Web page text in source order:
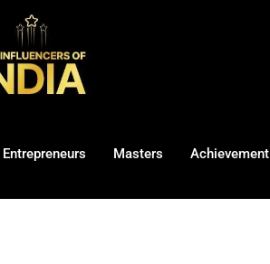
Entrepreneurs Masters Achievement